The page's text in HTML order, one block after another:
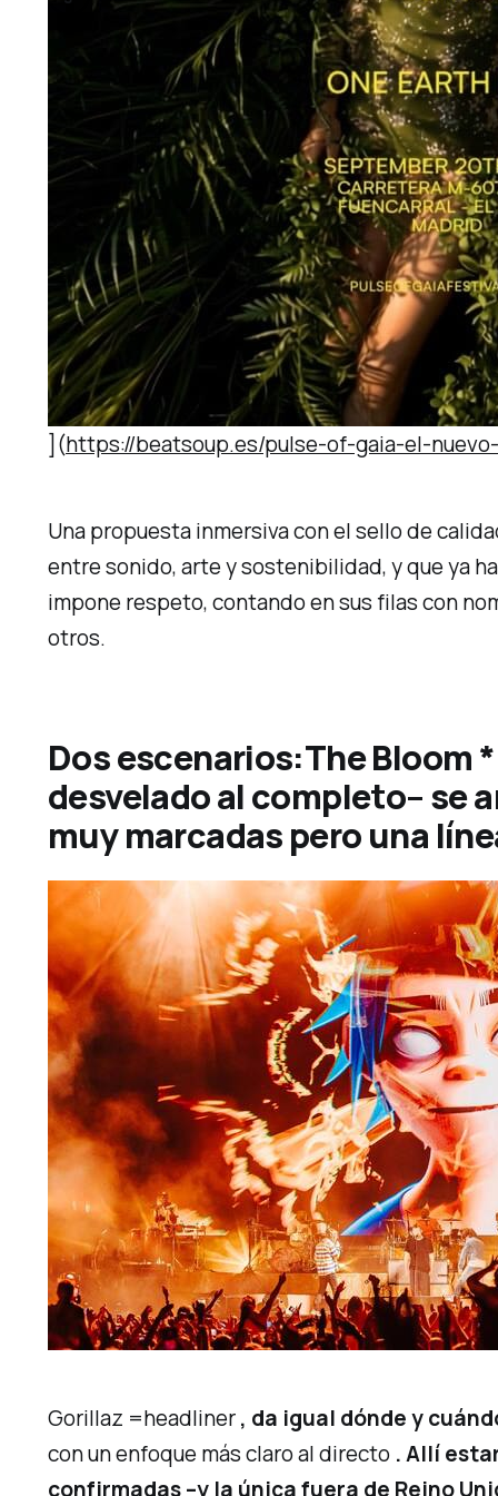
](https://beatsoup.es/pulse-of-gaia-el-
Una propuesta inmersiva con el sello de
entre sonido, arte y sostenibilidad, y que ya
impone respeto, contando en sus filas con
otros.
Dos escenarios:The Bloom
desvelado al completo– se
muy marcadas pero una
Gorillaz =headliner, da igual dónde y
con un enfoque más claro al directo . Allí
confirmadas –y la única fuera de Reino